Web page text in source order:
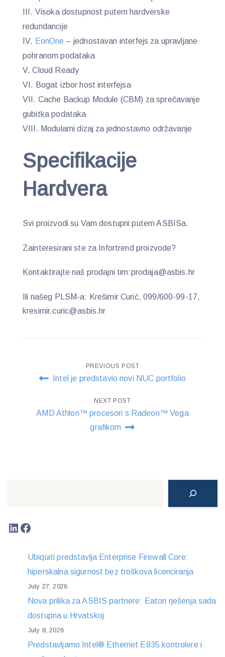
Visoka dostupnost putem hardverske
redundancije
EonOne – jednostavan interfejs za upravljane
pohranom podataka
Cloud Ready
Bogat izbor host interfejsa
Cache Backup Module (CBM) za sprečavanje
gubitka podataka
Modularni dizaj za jednostavno održavanje
Specifikacije
Hardvera
Svi proizvodi su Vam dostupni putem ASBISa.
Zainteresirani ste za Infortrend proizvode?
Kontaktirajte naš prodajni tim:prodaja@asbis.hr
Ili našeg PLSM-a: Krešimir Curić, 099/600-99-17,
kresimir.curic@asbis.hr
Post
navigation
PREVIOUS POST
Intel je predstavio novi NUC portfolio
NEXT POST
AMD Athlon™ procesori s Radeon™ Vega
grafikom
LinkedIn
Facebook
Ubiquiti predstavlja Enterprise Firewall Core:
hiperskalna sigurnost bez troškova licenciranja
July 27, 2026
Nova prilika za ASBIS partnere: Eaton rješenja sada
dostupna u Hrvatskoj
July 8, 2026
Predstavljamo Intel® Ethernet E835 kontrolere i